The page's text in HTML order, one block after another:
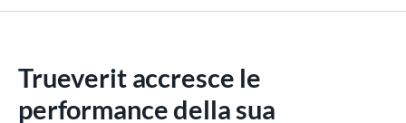
Trueverit accresce le
performance della sua